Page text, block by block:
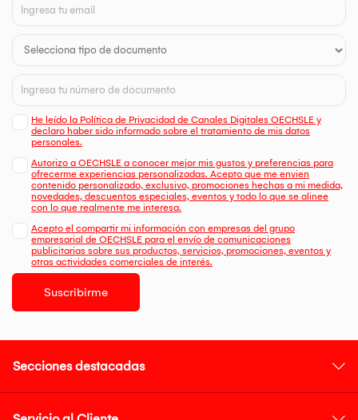
He leído la Política de Privacidad de Canales Digitales OECHSLE y
declaro haber sido informado sobre el tratamiento de mis datos
personales.
Autorizo a OECHSLE a conocer mejor mis gustos y preferencias para
ofrecerme experiencias personalizadas. Acepto que me envien
contenido personalizado, exclusivo, promociones hechas a mi medida,
novedades, descuentos especiales, eventos y todo lo que se alinee
con lo que realmente me interesa.
Acepto el compartir mi información con empresas del grupo
empresarial de OECHSLE para el envío de comunicaciones
publicitarias sobre sus productos, servicios, promociones, eventos y
otras actividades comerciales de interés.
Suscribirme
Secciones destacadas